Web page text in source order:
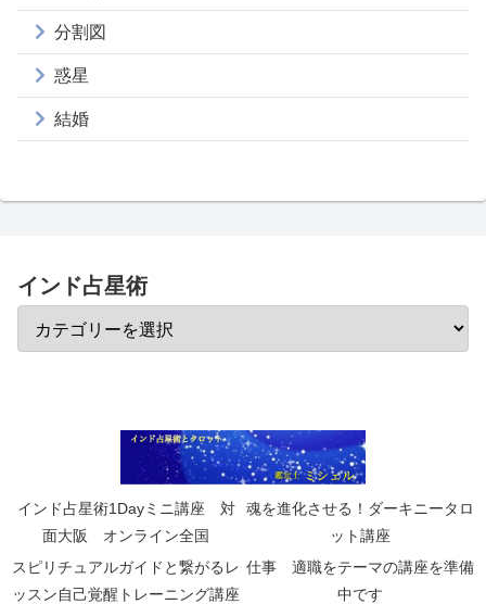
分割図
惑星
結婚
インド占星術
インド占星術1Dayミニ講座 対
面大阪 オンライン全国
魂を進化させる！ダーキニータロ
ット講座
スピリチュアルガイドと繋がるレ
ッスン自己覚醒トレーニング講座
仕事 適職をテーマの講座を準備
中です